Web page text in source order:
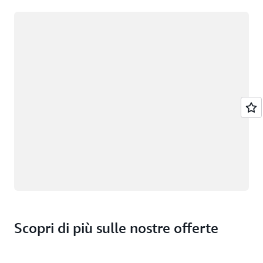
Scopri di più sulle nostre offerte